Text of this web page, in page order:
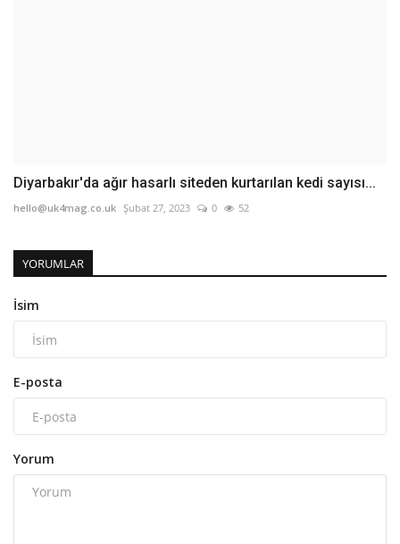
Diyarbakır'da ağır hasarlı siteden kurtarılan kedi sayısı...
hello@uk4mag.co.uk Şubat 27, 2023 0 52
YORUMLAR
İsim
E-posta
Yorum